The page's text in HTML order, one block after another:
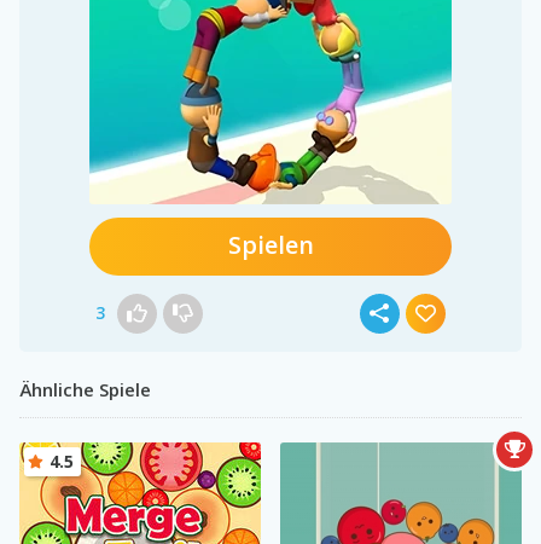
Spielen
3
Ähnliche Spiele
4.5